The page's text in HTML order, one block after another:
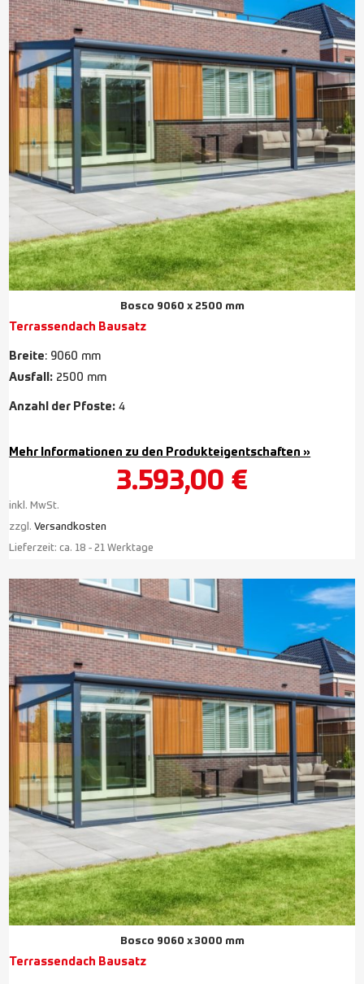
Bosco 9060 x 2500 mm
Terrassendach Bausatz
Breite: 9060 mm
Ausfall: 2500 mm
Anzahl der Pfoste: 4
Mehr Informationen zu den Produkteigentschaften »
3.593,00 €
inkl. MwSt.
zzgl.Versandkosten
Lieferzeit:ca. 18 - 21 Werktage
Bosco 9060 x 3000 mm
Terrassendach Bausatz